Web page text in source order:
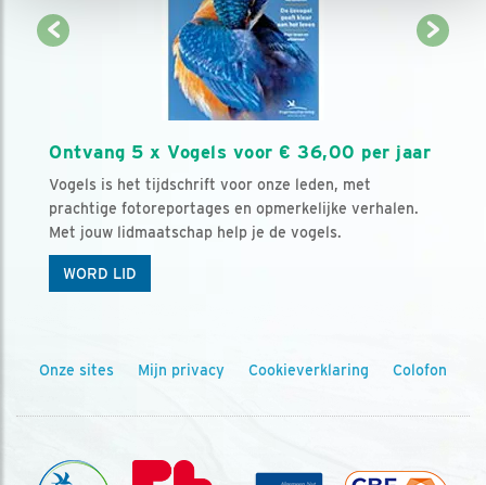
Ontvang 5 x Vogels voor € 36,00 per jaar
Vogels is het tijdschrift voor onze leden, met
prachtige fotoreportages en opmerkelijke verhalen.
Met jouw lidmaatschap help je de vogels.
WORD LID
Onze sites Mijn privacy Cookieverklaring Colofon